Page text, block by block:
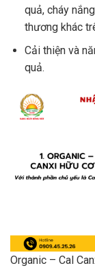
quả, cháy
thương khác
Cải thiện và
quả.
Organic – Cal